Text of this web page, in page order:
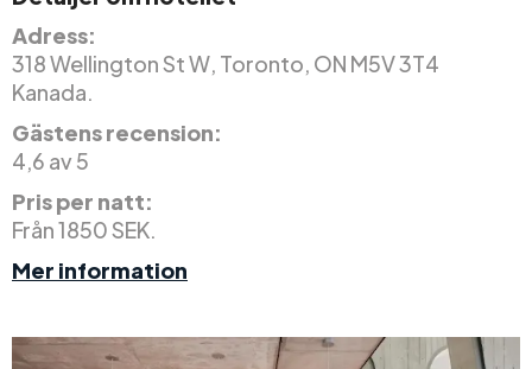
Adress:
318 Wellington St W, Toronto, ON M5V 3T4
Kanada.
Gästens recension:
4,6 av 5
Pris per natt:
Från 1850 SEK.
Mer information